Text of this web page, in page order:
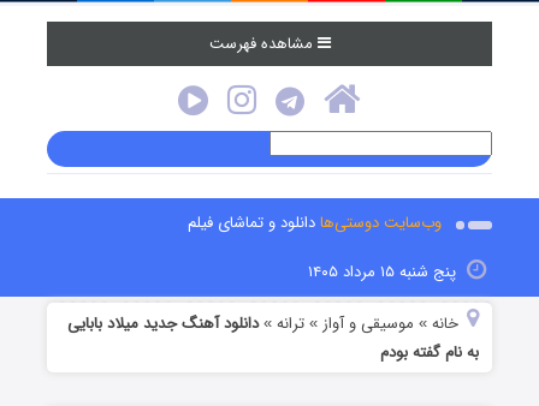
مشاهده فهرست
وب‌سایت دوستی‌هادانلود و تماشای فیلم
پنج شنبه ۱۵ مرداد ۱۴۰۵
خانه » موسیقی و آواز »ترانه »دانلود آهنگ جدید میلاد بابایی
به نام گفته بودم